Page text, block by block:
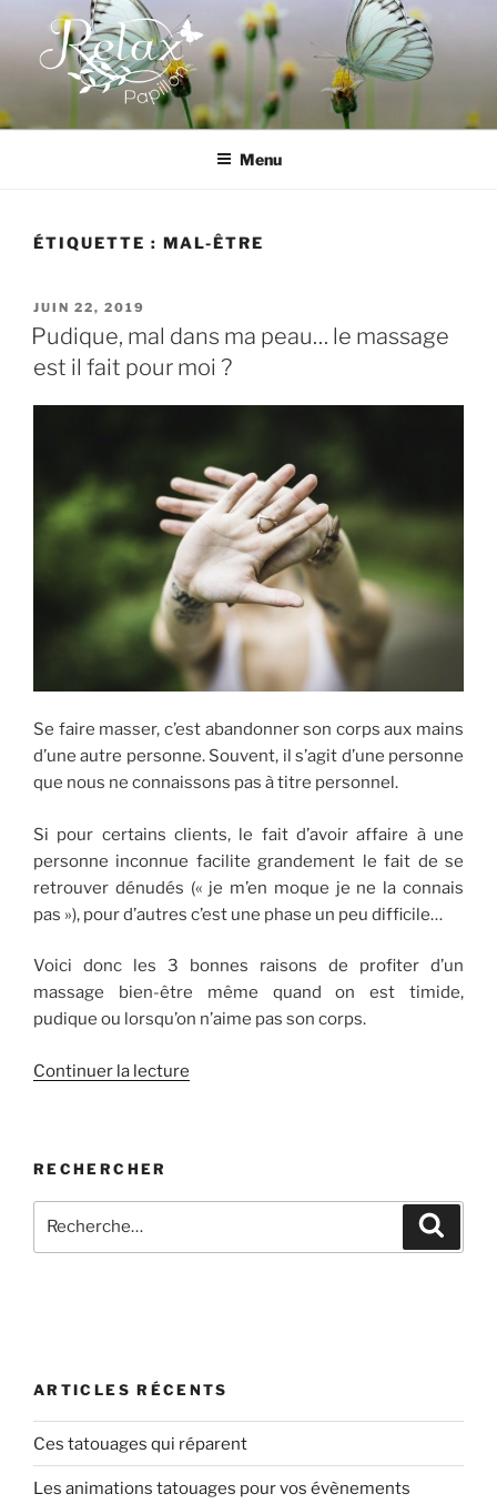
contenu
RELAX PAPILLON
Menu
ÉTIQUETTE : MAL-ÊTRE
PUBLIÉ
LE
JUIN 22, 2019
Pudique, mal dans ma peau… le massage
est il fait pour moi ?
Se faire masser, c’est abandonner son corps aux mains
d’une autre personne. Souvent, il s’agit d’une personne
que nous ne connaissons pas à titre personnel.
Si pour certains clients, le fait d’avoir affaire à une
personne inconnue facilite grandement le fait de se
retrouver dénudés (« je m’en moque je ne la connais
pas »), pour d’autres c’est une phase un peu difficile…
Voici donc les 3 bonnes raisons de profiter d’un
massage bien-être même quand on est timide,
pudique ou lorsqu’on n’aime pas son corps.
Continuer la lecture
peau…
massage
moi
? »
RECHERCHER
pour
ARTICLES RÉCENTS
Ces tatouages qui réparent
Les animations tatouages pour vos évènements